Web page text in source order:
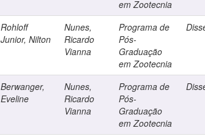
em Zootecnia
Rohloff
Junior, Nilton
Nunes,
Ricardo
Vianna
Programa de
Pós-
Graduação
em Zootecnia
Berwanger,
Eveline
Nunes,
Ricardo
Vianna
Programa de
Pós-
Graduação
em Zootecnia